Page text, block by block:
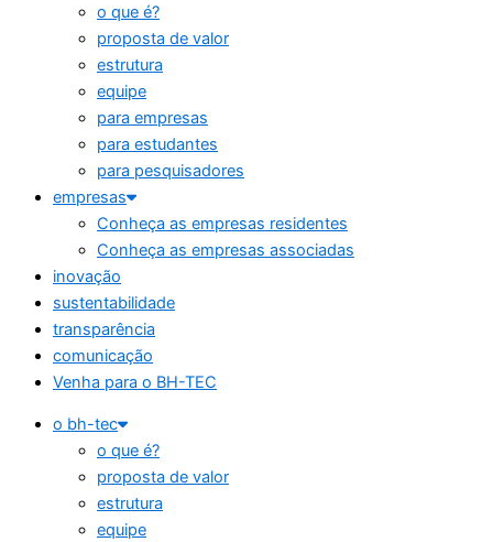
o que é?
proposta de valor
estrutura
equipe
para empresas
para estudantes
para pesquisadores
empresas
Conheça as empresas residentes
Conheça as empresas associadas
inovação
sustentabilidade
transparência
comunicação
Venha para o BH-TEC
o bh-tec
o que é?
proposta de valor
estrutura
equipe